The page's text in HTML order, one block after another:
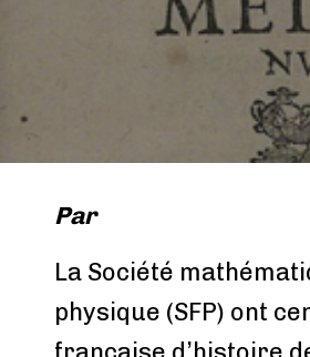
Par
La Société
physique (SFP) ont